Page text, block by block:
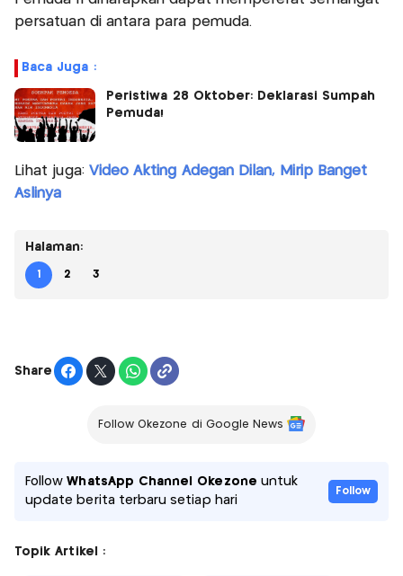
persatuan di antara para pemuda.
Baca Juga :
Peristiwa 28 Oktober: Deklarasi Sumpah
Pemuda!
Lihat juga: Video Akting Adegan Dilan, Mirip Banget
Aslinya
Halaman:
1 2 3
Share
Follow Okezone di Google News
FollowWhatsApp Channel Okezone untuk
update berita terbaru setiap hari
Follow
Topik Artikel :